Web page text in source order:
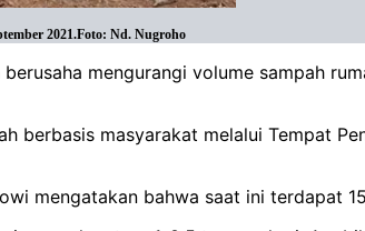
2021.Foto: Nd. Nugroho
mengurangi volume sampah
masyarakat melalui Tempat
mengatakan bahwa saat ini terdapat